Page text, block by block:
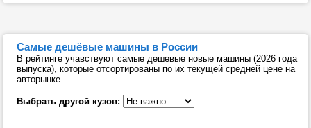
Самые дешёвые машины в России
В рейтинге учавствуют самые дешевые новые машины (2026 года
выпуска), которые отсортированы по их текущей средней цене на
авторынке.
Выбрать другой кузов: